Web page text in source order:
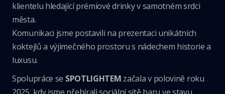
klientelu hledající prémiové drinky v samotném srdci
města.
Komunikaci jsme postavili na prezentaci unikátních
koktejlů a výjimečného prostoru s nádechem historie a
luxusu.
Spolupráce se SPOTLIGHTEM začala v polovině roku